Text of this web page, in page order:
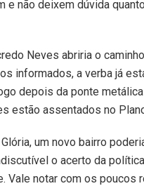
não deixem dúvida
Neves abriria o
informados, a verba já
depois da ponte
estão assentados no
um novo bairro
o acerto da
Vale notar com os poucos